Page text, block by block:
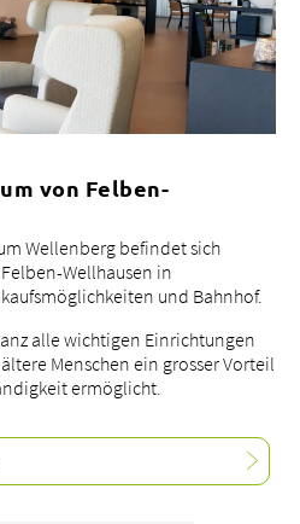
von Felben-
Wellenberg befindet sich
Wellhausen in
und Bahnhof.
alle wichtigen Einrichtungen
Menschen ein grosser Vorteil
ermöglicht.